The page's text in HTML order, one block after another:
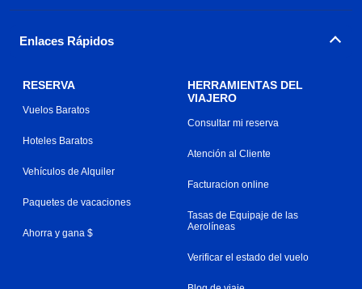
Enlaces Rápidos
RESERVA
Vuelos Baratos
Hoteles Baratos
Vehículos de Alquiler
Paquetes de vacaciones
Ahorra y gana $
HERRAMIENTAS DEL
VIAJERO
Consultar mi reserva
Atención al Cliente
Facturacion online
Tasas de Equipaje de las
Aerolíneas
Verificar el estado del vuelo